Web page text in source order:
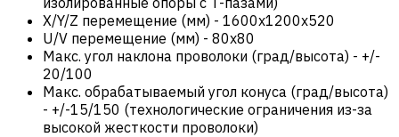
X/Y/Z перемещение (мм) - 1600x1200x520
U/V перемещение (мм) - 80x80
Макс. угол наклона проволоки (град/высота) - +/-
20/100
Макс. обрабатываемый угол конуса (град/высота)
- +/-15/150 (технологические ограничения из-за
высокой жесткости проволоки)